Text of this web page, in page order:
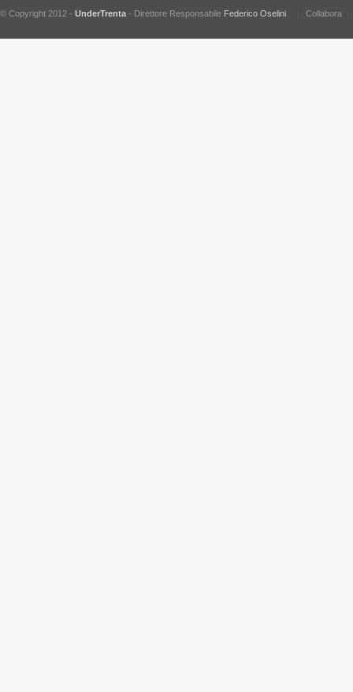
© Copyright 2012 - UnderTrenta - Direttore Responsabile Federico Oselini Collabora